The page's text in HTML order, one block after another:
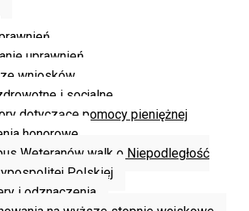
uprawnień
wniosków
i socjalne
dotyczące pomocy pieniężnej
honorowe
Weteranów walk o Niepodległość
Polskiej
i odznaczenia